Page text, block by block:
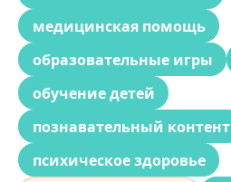
медицинская помощь
образовательные игры
обучение детей
познавательный контент
психическое здоровье